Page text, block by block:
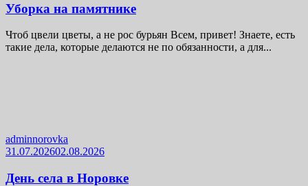
Уборка на памятнике
Чтоб цвели цветы, а не рос бурьян Всем, привет! Знаете, есть
такие дела, которые делаются не по обязанности, а для...
adminnorovka
31.07.202602.08.2026
День села в Норовке